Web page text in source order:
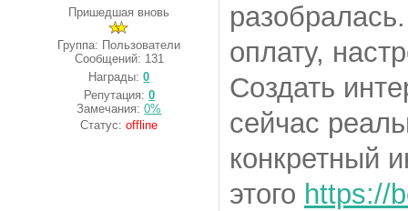
Пришедшая вновь
Группа: Пользователи
Сообщений: 131
Награды:0
Репутация: 0
Замечания:0%
Статус:offline
оплату,
Создать
сейчас
конкретный
этого https://